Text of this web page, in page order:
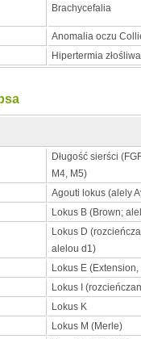
Brachycefalia
Anomalia oczu
Hipertermia złośliwa
Długość sierści
M4, M5)
Agouti lokus (alely
Lokus B (Brown;
Lokus D
alelou d1)
Lokus E
Lokus I
Lokus K
Lokus M (Merle)